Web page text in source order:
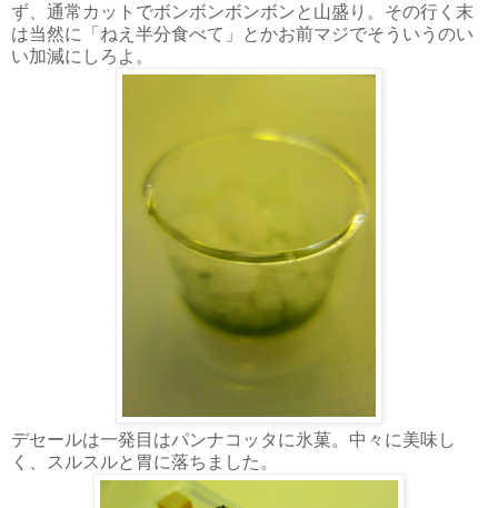
ず、通常カットでボンボンボンボンと山盛り。その行く末
は当然に「ねえ半分食べて」とかお前マジでそういうのい
い加減にしろよ。
デセールは一発目はパンナコッタに氷菓。中々に美味し
く、スルスルと胃に落ちました。